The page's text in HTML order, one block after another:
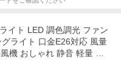
イト LED 調色調光 ファン
ライト 口金E26対応 風量
機 おしゃれ 静音 軽量 明